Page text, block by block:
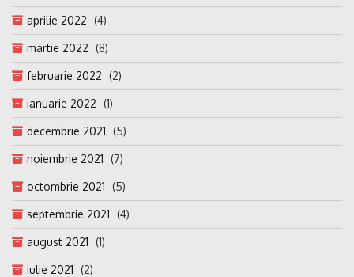
aprilie 2022 (4)
martie 2022 (8)
februarie 2022 (2)
ianuarie 2022 (1)
decembrie 2021 (5)
noiembrie 2021 (7)
octombrie 2021 (5)
septembrie 2021 (4)
august 2021 (1)
iulie 2021 (2)